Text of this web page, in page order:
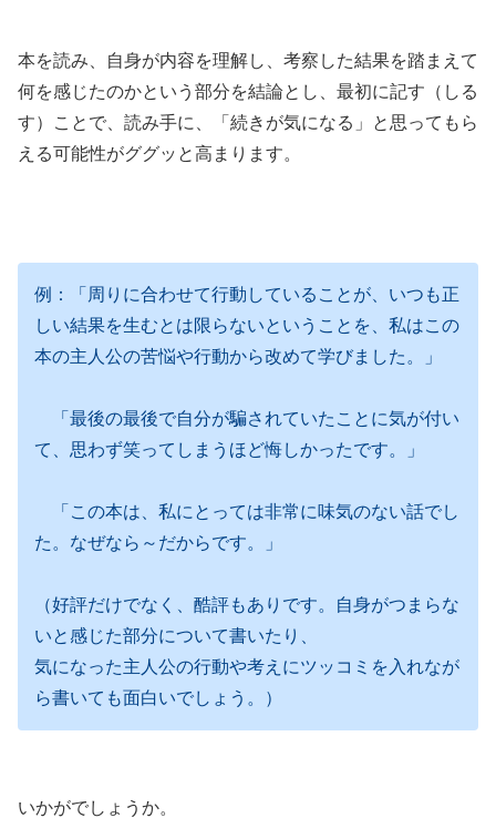
本を読み、自身が内容を理解し、考察した結果を踏まえて
何を感じたのかという部分を結論とし、最初に記す（しる
す）ことで、読み手に、「続きが気になる」と思ってもら
える可能性がググッと高まります。
例：「周りに合わせて行動していることが、いつも正
しい結果を生むとは限らないということを、私はこの
本の主人公の苦悩や行動から改めて学びました。」
「最後の最後で自分が騙されていたことに気が付い
て、思わず笑ってしまうほど悔しかったです。」
「この本は、私にとっては非常に味気のない話でし
た。なぜなら～だからです。」
（好評だけでなく、酷評もありです。自身がつまらな
いと感じた部分について書いたり、
気になった主人公の行動や考えにツッコミを入れなが
ら書いても面白いでしょう。）
いかがでしょうか。